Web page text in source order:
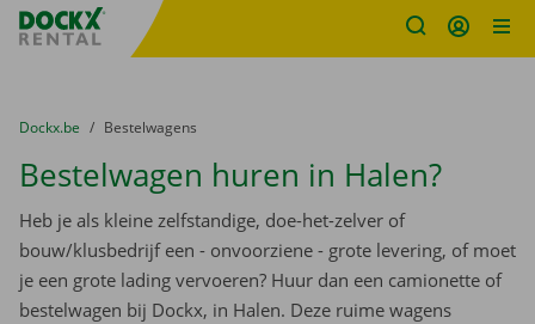
Fratello DEMO
U bevindt zich hier:
van
Dockx.be naar
Bestelwagens
Bestelwagen huren in Halen?
Heb je als kleine zelfstandige, doe-het-zelver of
bouw/klusbedrijf een - onvoorziene - grote levering, of moet
je een grote lading vervoeren? Huur dan een camionette of
bestelwagen bij Dockx, in Halen. Deze ruime wagens